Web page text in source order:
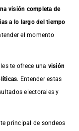
visión completa de
a lo largo del tiempo
el momento
te ofrece una visión
. Entender estas
electorales y
principal de sondeos